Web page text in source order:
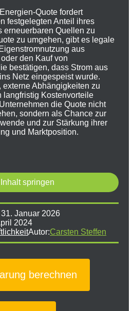
Quote fordert
festgelegten Anteil ihres
erneuerbaren Quellen zu
zu umgehen, gibt es legale
aus
den Kauf von
bestätigen, dass Strom aus
Netz eingespeist wurde.
Abhängigkeiten zu
langfristig Kostenvorteile
die Quote nicht
sondern als Chance zur
und zur Stärkung ihrer
und Marktposition.
springen
31. Januar 2026
2024
Autor:Carsten Steffen
berechnen